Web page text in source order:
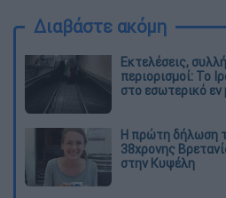
Διαβάστε ακόμη
Εκτελέσεις,
περιορισμοί: Το
στο εσωτερικό
Η πρώτη δήλωση
38χρονης
στην Κυψέλη